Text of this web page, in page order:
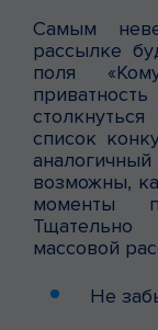
Самым
рассылке
поля
список
возможны,
моменты
массовой
Не